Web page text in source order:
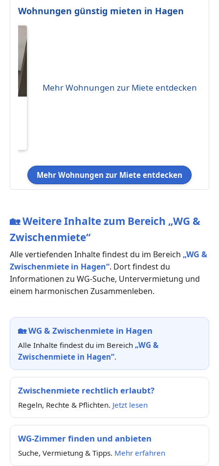
Wohnungen günstig mieten in Hagen
Mehr Wohnungen zur Miete entdecken
Mehr Wohnungen zur Miete entdecken
🏡Weitere Inhalte zum Bereich „WG &
Zwischenmiete“
Alle vertiefenden Inhalte findest du im Bereich „WG &
Zwischenmiete in Hagen“. Dort findest du
Informationen zu WG-Suche, Untervermietung und
einem harmonischen Zusammenleben.
🏡WG & Zwischenmiete in Hagen
Alle Inhalte findest du im Bereich „WG &
Zwischenmiete in Hagen“.
Zwischenmiete rechtlich erlaubt?
Regeln, Rechte & Pflichten. Jetzt lesen
WG-Zimmer finden und anbieten
Suche, Vermietung & Tipps. Mehr erfahren